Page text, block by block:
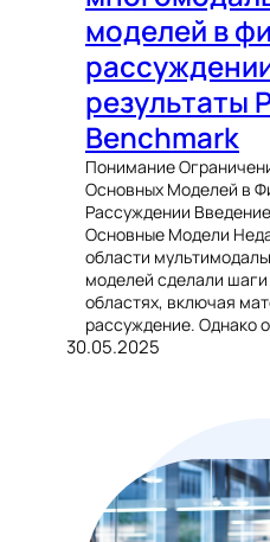
моделей в
результаты
Benchmark
Понимание
Основных Моделей в
Рассуждении
Основные Модели
области
моделей сделали
областях, включая
рассуждение. Однако
30.05.2025